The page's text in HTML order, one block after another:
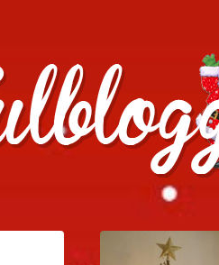
, julpyssel och julrecept!